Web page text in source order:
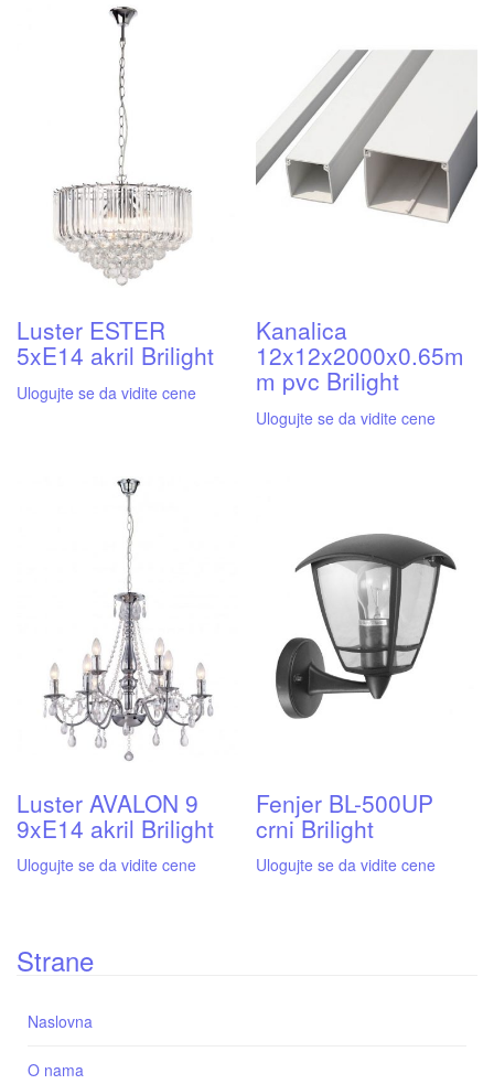
Luster ESTER
5xE14 akril Brilight
Ulogujte se da vidite cene
Kanalica
12x12x2000x0.65m
m pvc Brilight
Ulogujte se da vidite cene
Luster AVALON 9
9xE14 akril Brilight
Ulogujte se da vidite cene
Fenjer BL-500UP
crni Brilight
Ulogujte se da vidite cene
Strane
Naslovna
O nama